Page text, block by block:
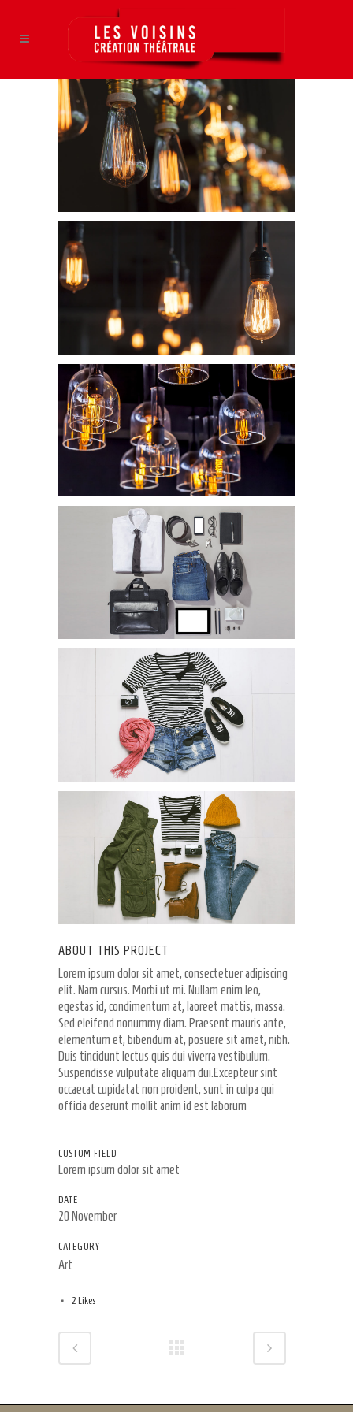
ABOUT THIS PROJECT
Lorem ipsum dolor sit amet, consectetuer adipiscing
elit. Nam cursus. Morbi ut mi. Nullam enim leo,
egestas id, condimentum at, laoreet mattis, massa.
Sed eleifend nonummy diam. Praesent mauris ante,
elementum et, bibendum at, posuere sit amet, nibh.
Duis tincidunt lectus quis dui viverra vestibulum.
Suspendisse vulputate aliquam dui.Excepteur sint
occaecat cupidatat non proident, sunt in culpa qui
officia deserunt mollit anim id est laborum
CUSTOM FIELD
Lorem ipsum dolor sit amet
DATE
20 November
CATEGORY
Art
2 Likes